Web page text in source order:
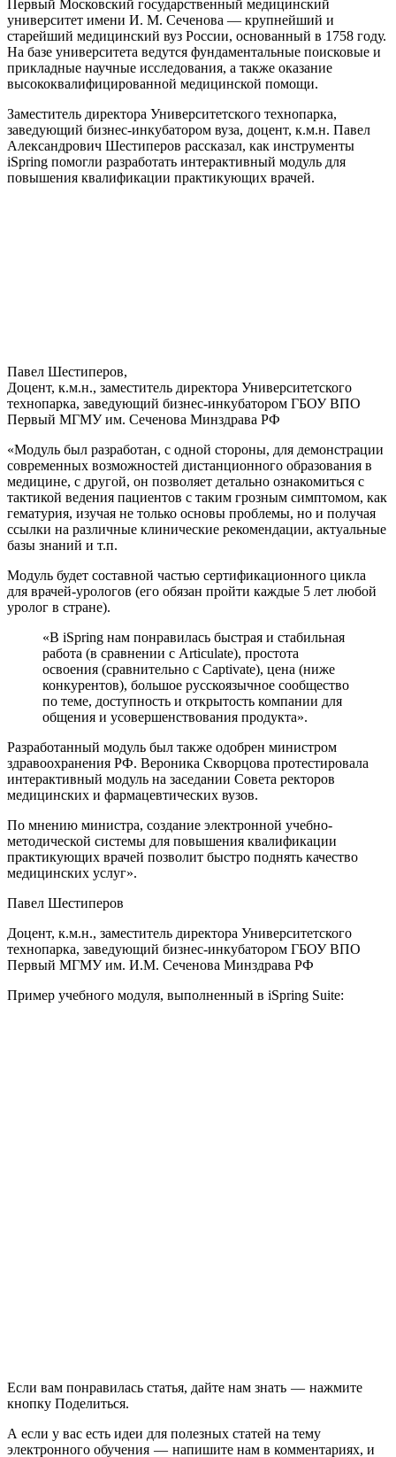
Первый Московский государственный медицинский
университет имени И. М. Сеченова — крупнейший и
старейший медицинский вуз России, основанный в 1758 году.
На базе университета ведутся фундаментальные поисковые и
прикладные научные исследования, а также оказание
высококвалифицированной медицинской помощи.
Заместитель директора Университетского технопарка,
заведующий бизнес-инкубатором вуза, доцент, к.м.н. Павел
Александрович Шестиперов рассказал, как инструменты
iSpring помогли разработать интерактивный модуль для
повышения квалификации практикующих врачей.
Павел Шестиперов,
Доцент, к.м.н., заместитель директора Университетского
технопарка, заведующий бизнес-инкубатором ГБОУ ВПО
Первый МГМУ им. Сеченова Минздрава РФ
«Модуль был разработан, с одной стороны, для демонстрации
современных возможностей дистанционного образования в
медицине, с другой, он позволяет детально ознакомиться с
тактикой ведения пациентов с таким грозным симптомом, как
гематурия, изучая не только основы проблемы, но и получая
ссылки на различные клинические рекомендации, актуальные
базы знаний и т.п.
Модуль будет составной частью сертификационного цикла
для врачей-урологов (его обязан пройти каждые 5 лет любой
уролог в стране).
«В iSpring нам понравилась быстрая и стабильная
работа (в сравнении с Articulate), простота
освоения (сравнительно с Captivate), цена (ниже
конкурентов), большое русскоязычное сообщество
по теме, доступность и открытость компании для
общения и усовершенствования продукта».
Разработанный модуль был также одобрен министром
здравоохранения РФ. Вероника Скворцова протестировала
интерактивный модуль на заседании Совета ректоров
медицинских и фармацевтических вузов.
По мнению министра, создание электронной учебно-
методической системы для повышения квалификации
практикующих врачей позволит быстро поднять качество
медицинских услуг».
Павел Шестиперов
Доцент, к.м.н., заместитель директора Университетского
технопарка, заведующий бизнес-инкубатором ГБОУ ВПО
Первый МГМУ им. И.М. Сеченова Минздрава РФ
Пример учебного модуля, выполненный в iSpring Suite:
Если вам понравилась статья, дайте нам знать — нажмите
кнопку Поделиться.
А если у вас есть идеи для полезных статей на тему
электронного обучения — напишите нам в комментариях, и